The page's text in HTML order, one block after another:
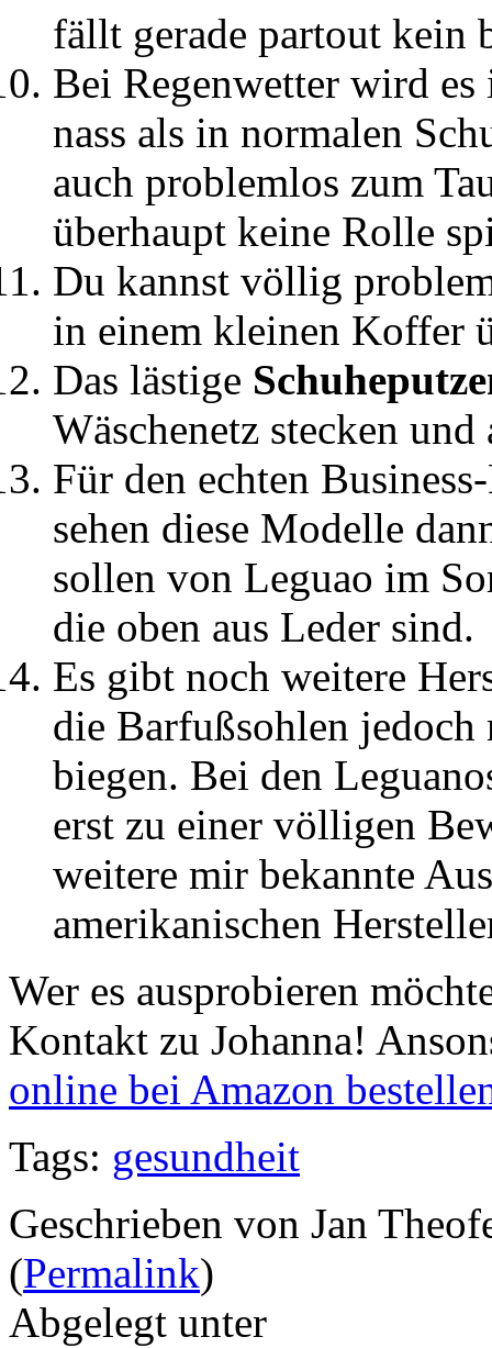
fällt gerade partout kein
Bei Regenwetter wird
nass als in normalen
auch problemlos zum
überhaupt keine Rolle
Du kannst völlig
in einem kleinen Koffer
Das lästige
Wäschenetz stecken
Für den echten
sehen diese Modelle
sollen von Leguao im
die oben aus Leder sind.
Es gibt noch weitere
die Barfußsohlen jedoch
biegen. Bei den
erst zu einer völligen
weitere mir bekannte
amerikanischen
Wer es ausprobieren
Kontakt zu Johanna!
online bei Amazon
Tags: gesundheit
Geschrieben von Jan
(Permalink)
Abgelegt unter